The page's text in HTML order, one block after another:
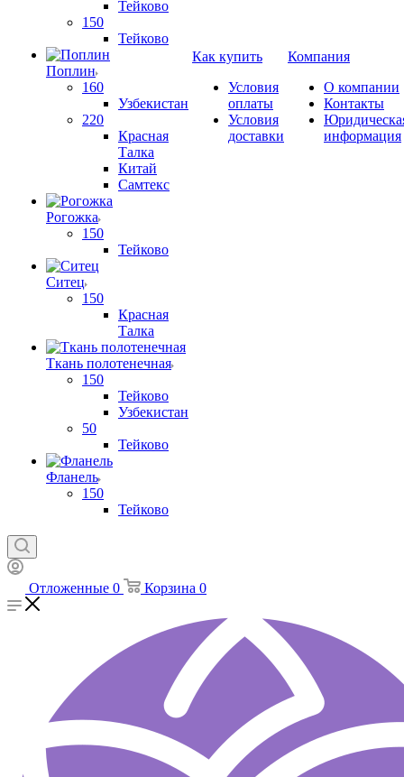
Тейково
150
Тейково
Поплин
160
Узбекистан
220
Красная
Талка
Китай
Самтекс
Рогожка
150
Тейково
Ситец
150
Красная
Талка
Ткань полотенечная
150
Тейково
Узбекистан
50
Тейково
Фланель
150
Тейково
Как купить
Условия
оплаты
Условия
доставки
Компания
О компании
Контакты
информация
Отложенные 0 Корзина 0